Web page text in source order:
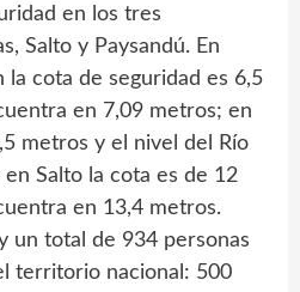
en los tres
Salto y Paysandú. En
cota de seguridad es 6,5
en 7,09 metros; en
metros y el nivel del Río
Salto la cota es de 12
en 13,4 metros.
un total de 934 personas
territorio nacional: 500